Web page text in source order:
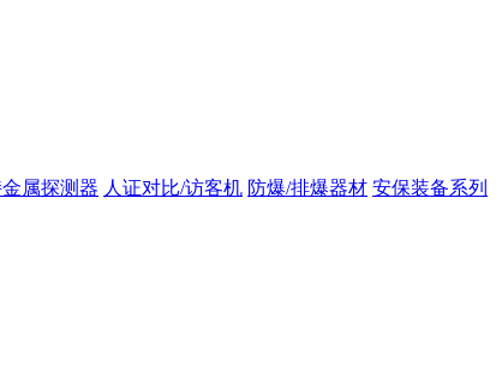
属探测器 人证对比/访客机 防爆/排爆器材 安保装备系列